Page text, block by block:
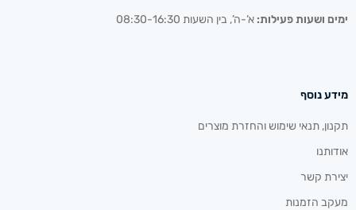
ימים ושעות פעילות: א’-ה’, בין השעות 08:30-16:30
מידע נוסף
תקנון, תנאי שימוש והחזרת מוצרים
אודותנו
יצירת קשר
מעקב הזמנות